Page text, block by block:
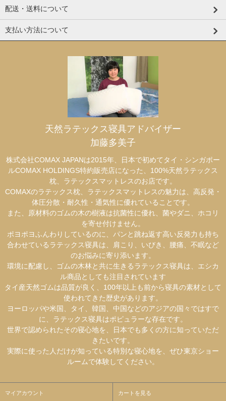
配送・送料について
支払い方法について
天然ラテックス寝具アドバイザー
加藤多美子
株式会社COMAX JAPANは2015年、日本で初めてタイ・シンガポー
ルCOMAX HOLDINGS特約販売店になった、100%天然ラテックス
枕、ラテックスマットレスのお店です。
COMAXのラテックス枕、ラテックスマットレスの魅力は、高反発・
体圧分散・耐久性・通気性に優れていることです。
また、原材料のゴムの木の樹液は抗菌性に優れ、菌やダニ、ホコリ
を寄せ付けません。
ポヨポヨふんわりしているのに、パンと跳ね返す高い反発力も持ち
合わせているラテックス寝具は、肩こり、いびき、腰痛、不眠など
のお悩みに寄り添います。
環境に配慮し、ゴムの木林と共に生きるラテックス寝具は、エシカ
ル商品としても注目されています
タイ産天然ゴムは品質が良く、100年以上も前から寝具の素材として
使われてきた歴史があります。
ヨーロッパや米国、タイ、韓国、中国などのアジアの国々ではすで
に、ラテックス寝具はポピュラーな存在です。
世界で認められたその寝心地を、日本でも多くの方に知っていただ
きたいです。
実際に使った人だけが知っている特別な寝心地を、ぜひ東京ショー
ルームで体験してください。
マイアカウント カートを見る